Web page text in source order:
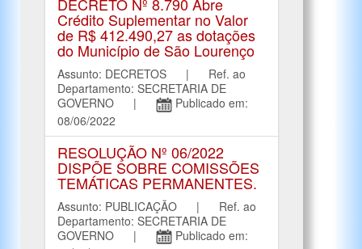
DECRETO Nº 8.790 Abre
Crédito Suplementar no Valor
de R$ 412.490,27 as dotações
do Município de São Lourenço
Assunto: DECRETOS | Ref. ao
Departamento: SECRETARIA DE
GOVERNO |
Publicado em:
08/06/2022
RESOLUÇÃO Nº 06/2022
DISPÕE SOBRE COMISSÕES
TEMÁTICAS PERMANENTES.
Assunto: PUBLICAÇÃO | Ref. ao
Departamento: SECRETARIA DE
GOVERNO |
Publicado em: